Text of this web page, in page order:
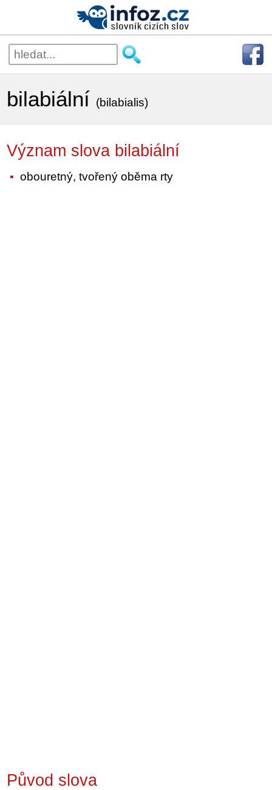
bilabiální (bilabialis)
Význam slova bilabiální
obouretný, tvořený oběma rty
Původ slova